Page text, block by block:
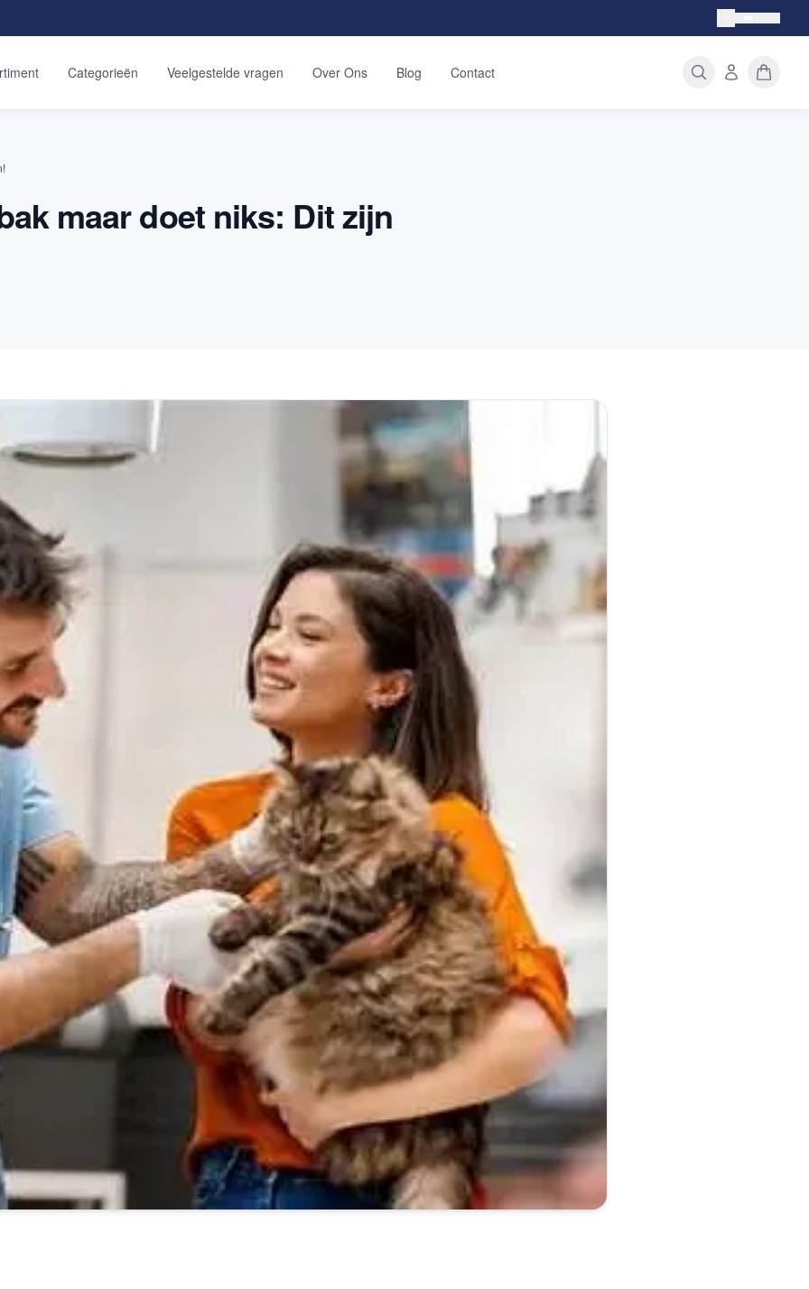
Categorieën Veelgestelde vragen Over Ons Blog Contact
maar doet niks: Dit zijn